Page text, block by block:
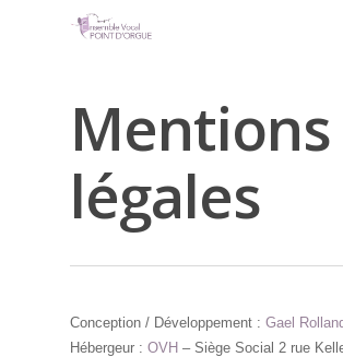
Mentions
légales
Conception / Développement : Gael
Hébergeur : OVH – Siège Social 2 rue